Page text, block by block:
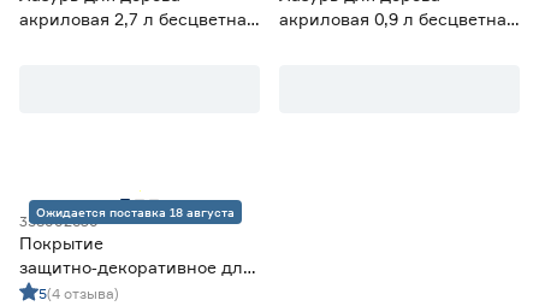
акриловая 2,7 л бесцветная
акриловая 0,9 л бесцветная
Ожидается поставка 18 августа
358002630
Покрытие
защитно‑декоративное для
древесины
5(4 отзыва)